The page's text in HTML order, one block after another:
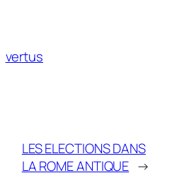
vertus
LES ELECTIONS DANS
LA ROME ANTIQUE →